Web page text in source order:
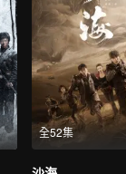
全52集